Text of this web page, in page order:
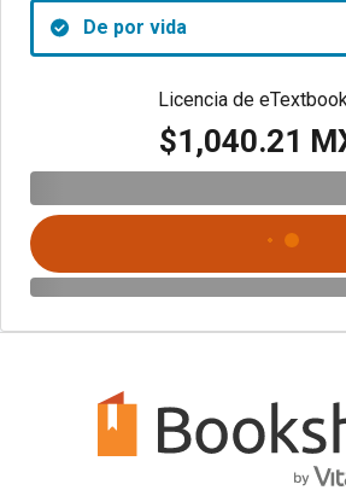
De por vida
Licencia de
$1,040.21